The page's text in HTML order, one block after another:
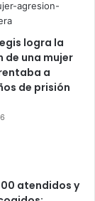
logra la
de una mujer
a
de prisión
atendidos y